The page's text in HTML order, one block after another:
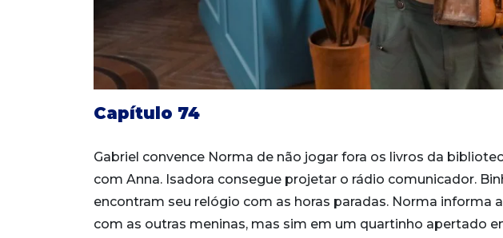
Capítulo 74
Gabriel convence Norma de não jogar fora os livros da
com Anna. Isadora consegue projetar o rádio comunicador.
encontram seu relógio com as horas paradas. Norma informa
com as outras meninas, mas sim em um quartinho apertado